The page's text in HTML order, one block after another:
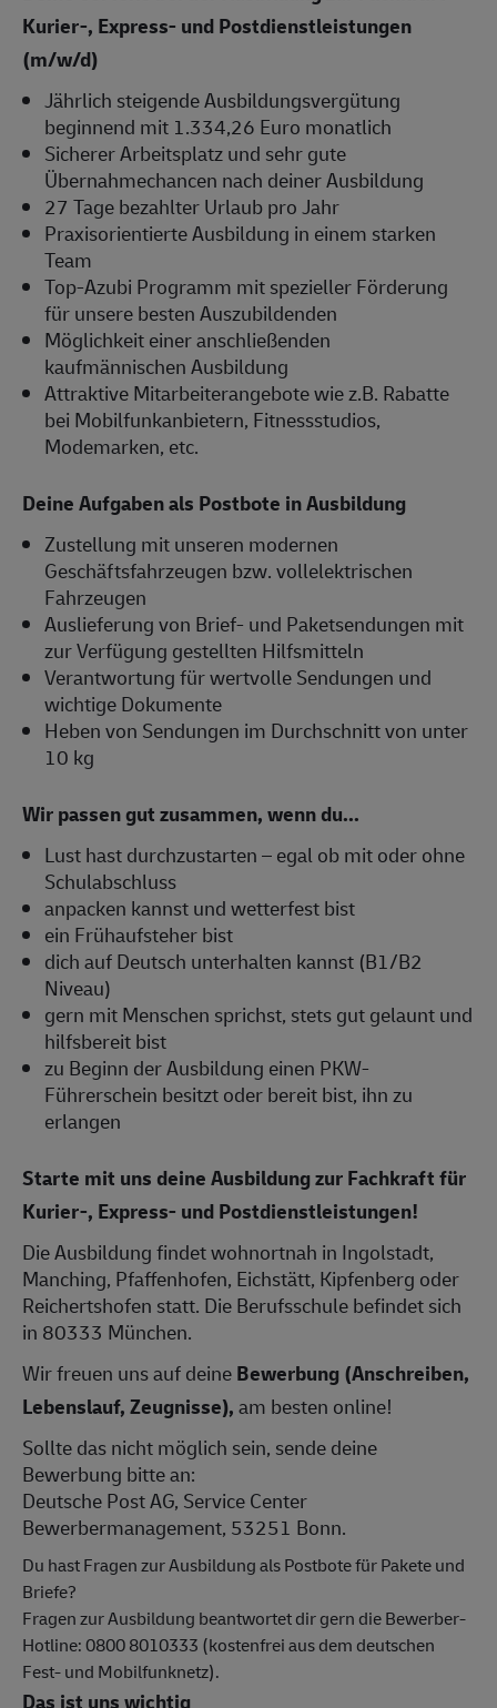
Kurier-, Express- und Postdienstleistungen
(m/w/d)
Jährlich steigende Ausbildungsvergütung
beginnend mit 1.334,26 Euro monatlich
Sicherer Arbeitsplatz und sehr gute
Übernahmechancen nach deiner Ausbildung
27 Tage bezahlter Urlaub pro Jahr
Praxisorientierte Ausbildung in einem starken
Team
Top-Azubi Programm mit spezieller Förderung
für unsere besten Auszubildenden
Möglichkeit einer anschließenden
kaufmännischen Ausbildung
Attraktive Mitarbeiterangebote wie z.B. Rabatte
bei Mobilfunkanbietern, Fitnessstudios,
Modemarken, etc.
Deine Aufgaben als Postbote in Ausbildung
Zustellung mit unseren modernen
Geschäftsfahrzeugen bzw. vollelektrischen
Fahrzeugen
Auslieferung von Brief- und Paketsendungen mit
zur Verfügung gestellten Hilfsmitteln
Verantwortung für wertvolle Sendungen und
wichtige Dokumente
Heben von Sendungen im Durchschnitt von unter
10 kg
Wir passen gut zusammen, wenn du...
Lust hast durchzustarten – egal ob mit oder ohne
Schulabschluss
anpacken kannst und wetterfest bist
ein Frühaufsteher bist
dich auf Deutsch unterhalten kannst (B1/B2
Niveau)
gern mit Menschen sprichst, stets gut gelaunt und
hilfsbereit bist
zu Beginn der Ausbildung einen PKW-
Führerschein besitzt oder bereit bist, ihn zu
erlangen
Starte mit uns deine Ausbildung zur Fachkraft für
Kurier-, Express- und Postdienstleistungen!
Die Ausbildung findet wohnortnah in Ingolstadt,
Manching, Pfaffenhofen, Eichstätt, Kipfenberg oder
Reichertshofen statt. Die Berufsschule befindet sich
in 80333 München.
Wir freuen uns auf deineBewerbung (Anschreiben,
Lebenslauf, Zeugnisse),am besten online!
Sollte das nicht möglich sein, sende deine
Bewerbung bitte an:
Deutsche Post AG, Service Center
Bewerbermanagement, 53251 Bonn.
Du hast Fragen zur Ausbildung als Postbote für Pakete und
Briefe?
Fragen zur Ausbildung beantwortet dir gern die Bewerber-
Hotline: 0800 8010333 (kostenfrei aus dem deutschen
Fest- und Mobilfunknetz).
Das ist uns wichtig